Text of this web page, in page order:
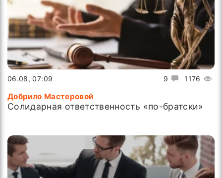
9 1176
06.08, 07:09
Добрило Мастеровой
Солидарная ответственность «по-братски»